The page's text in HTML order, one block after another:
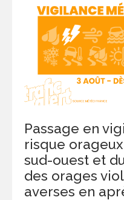
Passage en
risque
sud-ouest et
des orages
averses en